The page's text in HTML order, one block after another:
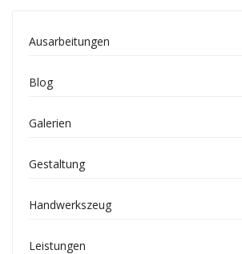
Ausarbeitungen
Blog
Galerien
Gestaltung
Handwerkszeug
Leistungen